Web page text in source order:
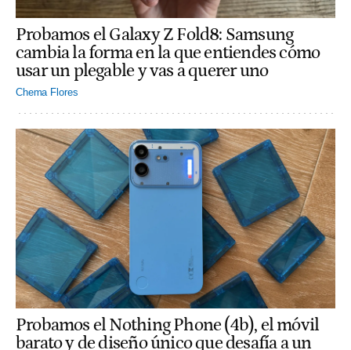
Probamos el Galaxy Z Fold8: Samsung
cambia la forma en la que entiendes cómo
usar un plegable y vas a querer uno
Chema Flores
Probamos el Nothing Phone (4b), el móvil
barato y de diseño único que desafía a un